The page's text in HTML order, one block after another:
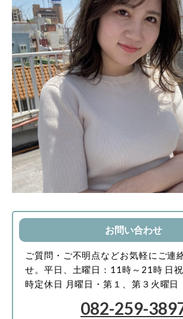
お問い合わせ
ご質問・ご不明点などお気軽にご連
せ。 平日、土曜日：11時～21時 日
時定休日 月曜日・第１、第３火曜日
082-259-